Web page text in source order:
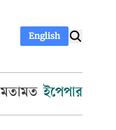
English
মতামত ইপেপার